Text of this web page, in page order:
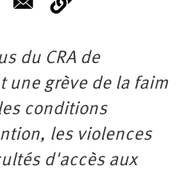
du CRA de
une grève de la faim
conditions
les violences
d'accès aux